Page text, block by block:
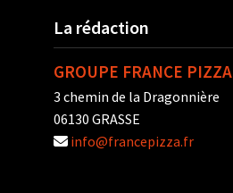
La rédaction
GROUPE FRANCE PIZZA
3 chemin de la Dragonnière
06130 GRASSE
info@francepizza.fr